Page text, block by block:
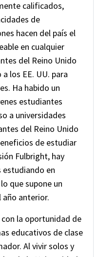
del
correo electrónico
cobertura y
calificados,
de
hacen del país el
en cualquier
del Reino Unido
los EE. UU. para
Ha habido un
estudiantes
a universidades
del Reino Unido
de estudiar
Fulbright, hay
estudiando en
que supone un
anterior.
con la oportunidad de
educativos de clase
Al vivir solos y